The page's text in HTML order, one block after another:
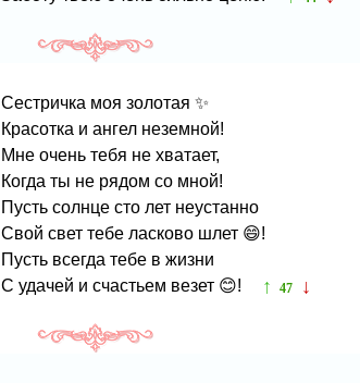
Сестричка моя золотая ✨
Красотка и ангел неземной!
Мне очень тебя не хватает,
Когда ты не рядом со мной!
Пусть солнце сто лет неустанно
Свой свет тебе ласково шлет 😄!
Пусть всегда тебе в жизни
С удачей и счастьем везет 😊!
↑ 47 ↓